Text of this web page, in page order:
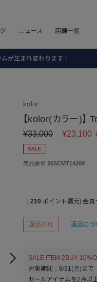
ニュース 店舗一覧
が生まれ変わります！
ムが生まれ変わります！
kolor
【kolor(カラー)】
¥33,000 ¥23,100
SALE
商品番号 26SCMT14209
[ 210 ポイント還元] 会員
返品不可 返品につ
SALE ITEM 2BUY
対象期間：8/31(月)まで
セールアイテムを2点以